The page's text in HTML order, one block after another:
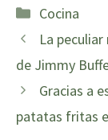
Categorías
Cocina
La
de Jimmy
Gracias a
patatas fritas